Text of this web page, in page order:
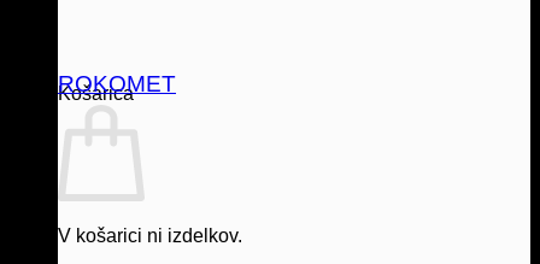
Košarica
V košarici ni izdelkov.
ROKOMET